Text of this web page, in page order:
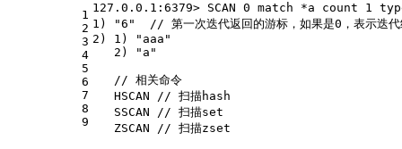
1
2
3
4
5
6
7
8
9
127.0.0.1:6379> SCAN 0 match *a count 1 type
1) "6"  // 第一次迭代返回的游标，如果是0，表示迭代
2) 1) "aaa"
   2) "a"
   // 相关命令
   HSCAN // 扫描hash
   SSCAN // 扫描set
   ZSCAN // 扫描zset